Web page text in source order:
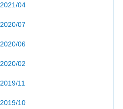
2021/04
2020/07
2020/06
2020/02
2019/11
2019/10